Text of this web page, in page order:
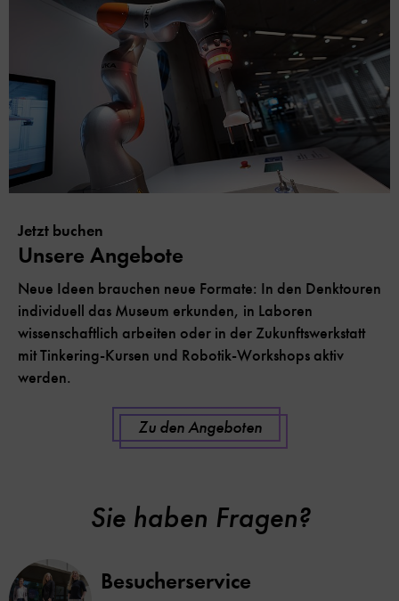
Jetzt buchen
Unsere Angebote
Neue Ideen brauchen neue Formate: In den Denktouren
individuell das Museum erkunden, in Laboren
wissenschaftlich arbeiten oder in der Zukunftswerkstatt
mit Tinkering-Kursen und Robotik-Workshops aktiv
werden.
Zu den Angeboten
Sie haben Fragen?
Besucherservice